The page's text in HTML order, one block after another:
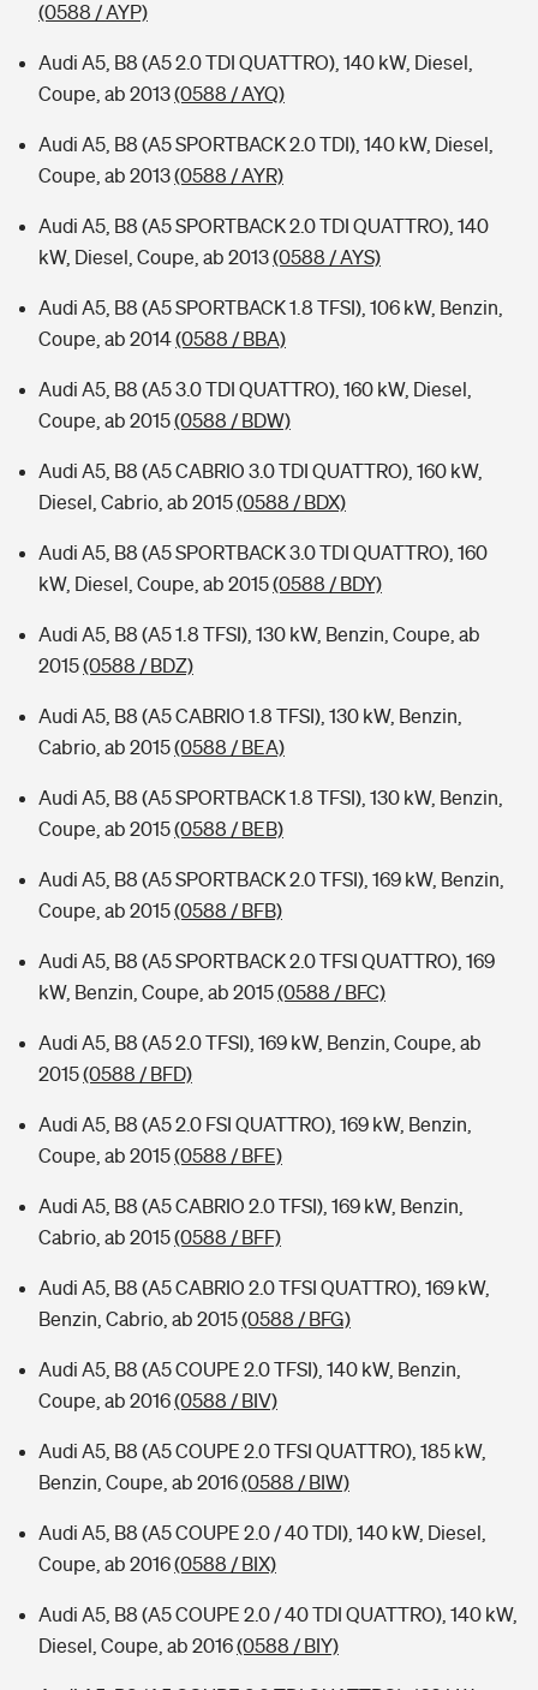
(0588 / AYP)
Audi A5, B8 (A5 2.0 TDI QUATTRO), 140 kW, Diesel,
Coupe, ab 2013(0588 / AYQ)
Audi A5, B8 (A5 SPORTBACK 2.0 TDI), 140 kW, Diesel,
Coupe, ab 2013(0588 / AYR)
Audi A5, B8 (A5 SPORTBACK 2.0 TDI QUATTRO), 140
kW, Diesel, Coupe, ab 2013(0588 / AYS)
Audi A5, B8 (A5 SPORTBACK 1.8 TFSI), 106 kW, Benzin,
Coupe, ab 2014(0588 / BBA)
Audi A5, B8 (A5 3.0 TDI QUATTRO), 160 kW, Diesel,
Coupe, ab 2015(0588 / BDW)
Audi A5, B8 (A5 CABRIO 3.0 TDI QUATTRO), 160 kW,
Diesel, Cabrio, ab 2015(0588 / BDX)
Audi A5, B8 (A5 SPORTBACK 3.0 TDI QUATTRO), 160
kW, Diesel, Coupe, ab 2015(0588 / BDY)
Audi A5, B8 (A5 1.8 TFSI), 130 kW, Benzin, Coupe, ab
2015(0588 / BDZ)
Audi A5, B8 (A5 CABRIO 1.8 TFSI), 130 kW, Benzin,
Cabrio, ab 2015(0588 / BEA)
Audi A5, B8 (A5 SPORTBACK 1.8 TFSI), 130 kW, Benzin,
Coupe, ab 2015(0588 / BEB)
Audi A5, B8 (A5 SPORTBACK 2.0 TFSI), 169 kW, Benzin,
Coupe, ab 2015(0588 / BFB)
Audi A5, B8 (A5 SPORTBACK 2.0 TFSI QUATTRO), 169
kW, Benzin, Coupe, ab 2015(0588 / BFC)
Audi A5, B8 (A5 2.0 TFSI), 169 kW, Benzin, Coupe, ab
2015(0588 / BFD)
Audi A5, B8 (A5 2.0 FSI QUATTRO), 169 kW, Benzin,
Coupe, ab 2015(0588 / BFE)
Audi A5, B8 (A5 CABRIO 2.0 TFSI), 169 kW, Benzin,
Cabrio, ab 2015(0588 / BFF)
Audi A5, B8 (A5 CABRIO 2.0 TFSI QUATTRO), 169 kW,
Benzin, Cabrio, ab 2015(0588 / BFG)
Audi A5, B8 (A5 COUPE 2.0 TFSI), 140 kW, Benzin,
Coupe, ab 2016(0588 / BIV)
Audi A5, B8 (A5 COUPE 2.0 TFSI QUATTRO), 185 kW,
Benzin, Coupe, ab 2016(0588 / BIW)
Audi A5, B8 (A5 COUPE 2.0 / 40 TDI), 140 kW, Diesel,
Coupe, ab 2016(0588 / BIX)
Audi A5, B8 (A5 COUPE 2.0 / 40 TDI QUATTRO), 140 kW,
Diesel, Coupe, ab 2016(0588 / BIY)